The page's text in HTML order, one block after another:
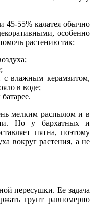
45-55% калатея обычно
особенно
растению так:
с влажным керамзитом,
в воде;
мелким распылом и в
Но у бархатных и
пятна, поэтому
вокруг растения, а не
пересушки. Ее задача
грунт равномерно